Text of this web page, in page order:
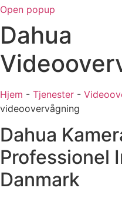
Open popup
Dahua
Hjem - Tjenester -
videoovervågning
Dahua
Professionel
Danmark